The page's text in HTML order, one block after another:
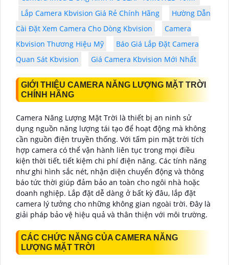
Lắp Camera Kbvision Giá Rẻ Chính Hãng
Hường Dẫn
Cài Đặt Xem Camera Cho Dòng Kbvision
Camera
Kbvision Thương Hiệu Mỹ
Báo Giá Lắp Đặt Camera
Quan Sát Kbvision
Giá Camera Kbvision Mới Nhất
GIỚI THIỆU CAMERA NĂNG LƯỢNG MẶT TRỜI
CHÍNH HÃNG
Camera Năng Lượng Mặt Trời là thiết bị an ninh sử
dụng nguồn năng lượng tái tạo để hoạt động mà không
cần nguồn điện truyền thống. Với tấm pin mặt trời tích
hợp camera có thể vận hành liên tục trong mọi điều
kiện thời tiết, tiết kiệm chi phí điện năng. Các tính năng
như ghi hình sắc nét, nhận diện chuyển động và thông
báo tức thời giúp đảm bảo an toàn cho ngôi nhà hoặc
doanh nghiệp. Lắp đặt dễ dàng ở bất kỳ đâu, lắp đặt
camera lý tưởng cho những không gian ngoài trời. Đây là
giải pháp bảo vệ hiệu quả và thân thiện với môi trường.
CÁC CHỨC NĂNG CỦA CAMERA NĂNG
LƯỢNG MẶT TRỜI